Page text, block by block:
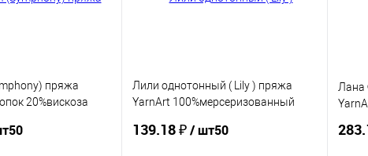
пряжа
20%вискоза
Лили однотонный ( Lily ) пряжа
YarnArt 100%мерсеризованный
139.18 ₽/ шт50
Лана